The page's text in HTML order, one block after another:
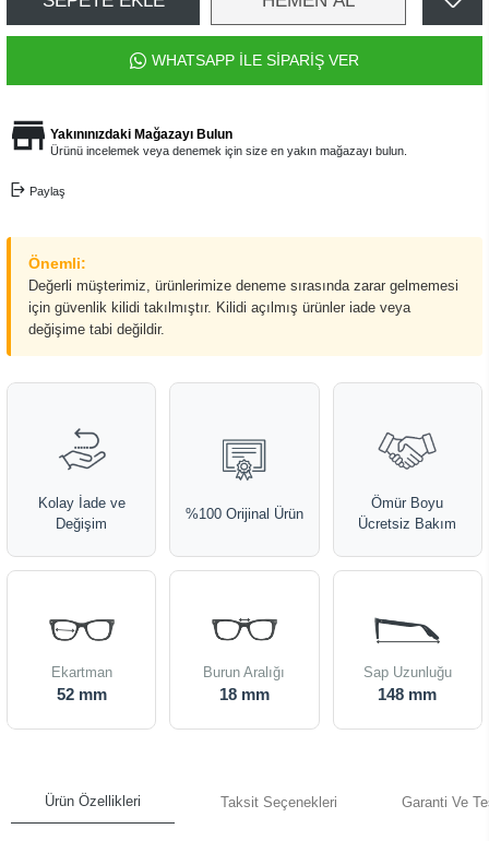
WHATSAPP İLE SİPARİŞ VER
Yakınınızdaki Mağazayı Bulun
Ürünü incelemek veya denemek için size en yakın mağazayı bulun.
Paylaş
Önemli:
Değerli müşterimiz, ürünlerimize deneme sırasında zarar gelmemesi
için güvenlik kilidi takılmıştır. Kilidi açılmış ürünler iade veya
değişime tabi değildir.
Kolay İade ve
Değişim
%100 Orijinal Ürün
Ömür Boyu
Ücretsiz Bakım
Ekartman
52 mm
Burun Aralığı
18 mm
Sap Uzunluğu
148 mm
Ürün Özellikleri Taksit Seçenekleri Garanti Ve